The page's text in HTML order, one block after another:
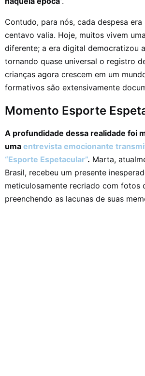
Contudo, para nós, cada despesa
centavo valia. Hoje, muitos vivem
diferente; a era digital democratizou
tornando quase universal o registro
crianças agora crescem em um
formativos são extensivamente
Momento Esporte
A profundidade dessa realidade foi
uma entrevista emocionante
“Esporte Espetacular”. Marta,
Brasil, recebeu um presente
meticulosamente recriado com fotos
preenchendo as lacunas de suas